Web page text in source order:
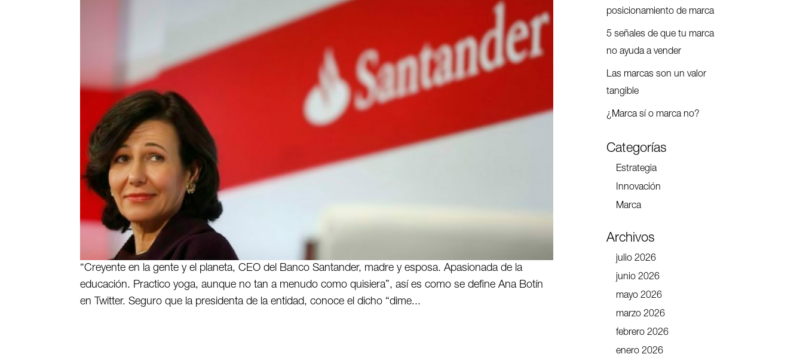
“Creyente en la gente y el planeta, CEO del Banco Santander, madre y esposa. Apasionada de la
educación. Practico yoga, aunque no tan a menudo como quisiera”, así es como se define Ana Botín
en Twitter. Seguro que la presidenta de la entidad, conoce el dicho “dime...
posicionamiento de marca
5 señales de que tu marca
no ayuda a vender
Las marcas son un valor
tangible
¿Marca sí o marca no?
Categorías
Estrategia
Innovación
Marca
Archivos
julio 2026
junio 2026
mayo 2026
marzo 2026
febrero 2026
enero 2026